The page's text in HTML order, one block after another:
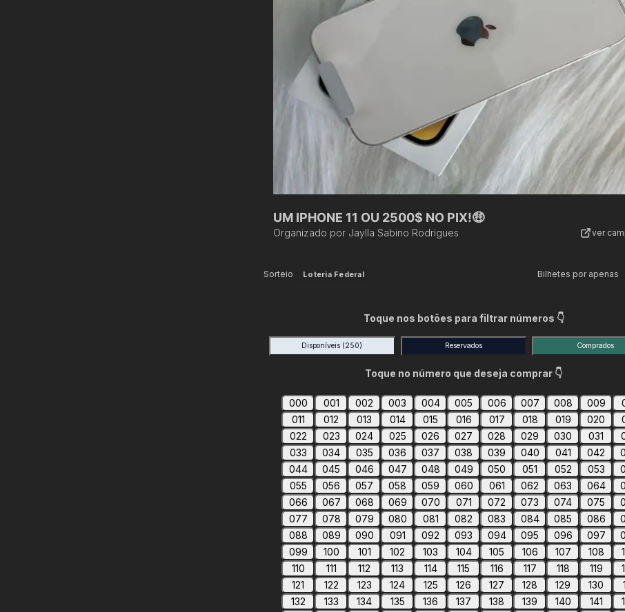
UM IPHONE 11 OU 2500$ NO PIX!🤑
Organizado por Jaylla Sabino Rodrigues ver
Sorteio Loteria Federal Bilhetes por apenas
Toque nos botões para filtrar números 👇
Disponíveis (250) Reservados Comprados
Toque no número que deseja comprar 👇
000 001 002 003 004 005 006 007 008 009
011
012 013 014 015 016 017 018 019 020
022
023 024 025 026 027 028 029 030 031
033
034 035 036 037 038 039 040 041 042
044
045 046 047 048 049 050 051 052 053
055
056 057 058 059 060 061 062 063 064
066
067 068 069 070 071 072 073 074 075
077
078 079 080 081 082 083 084 085 086
088
089 090 091 092 093 094 095 096 097
099
100 101 102 103 104 105 106 107 108
110
111 112 113 114 115 116 117 118 119
121
122 123 124 125 126 127 128 129 130
132
133 134 135 136 137 138 139 140 141